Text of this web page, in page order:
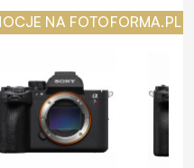
NA FOTOFORMA.PL